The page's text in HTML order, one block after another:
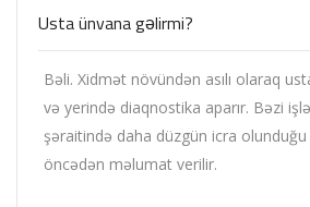
Usta ünvana gəlirmi?
Bəli. Xidmət növündən asılı olaraq
və yerində diaqnostika aparır. Bəzi
şəraitində daha düzgün icra
öncədən məlumat verilir.